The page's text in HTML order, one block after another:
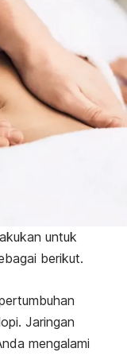
untuk
berikut.
Jaringan
mengalami